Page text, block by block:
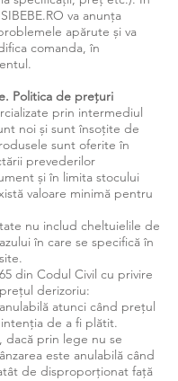
va anunța
apărute și va
comanda, în
Politica de prețuri
prin intermediul
noi și sunt însoțite de
sunt oferite în
prevederilor
și în limita stocului
valoare minimă pentru
nu includ cheltuielile de
în care se specifică în
din Codul Civil cu privire
derizoriu:
atunci când prețul
de a fi plătit.
dacă prin lege nu se
este anulabilă când
de disproporționat față